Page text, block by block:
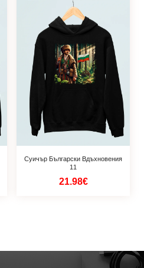
Суичър Български Вдъхновения
11
21.98€